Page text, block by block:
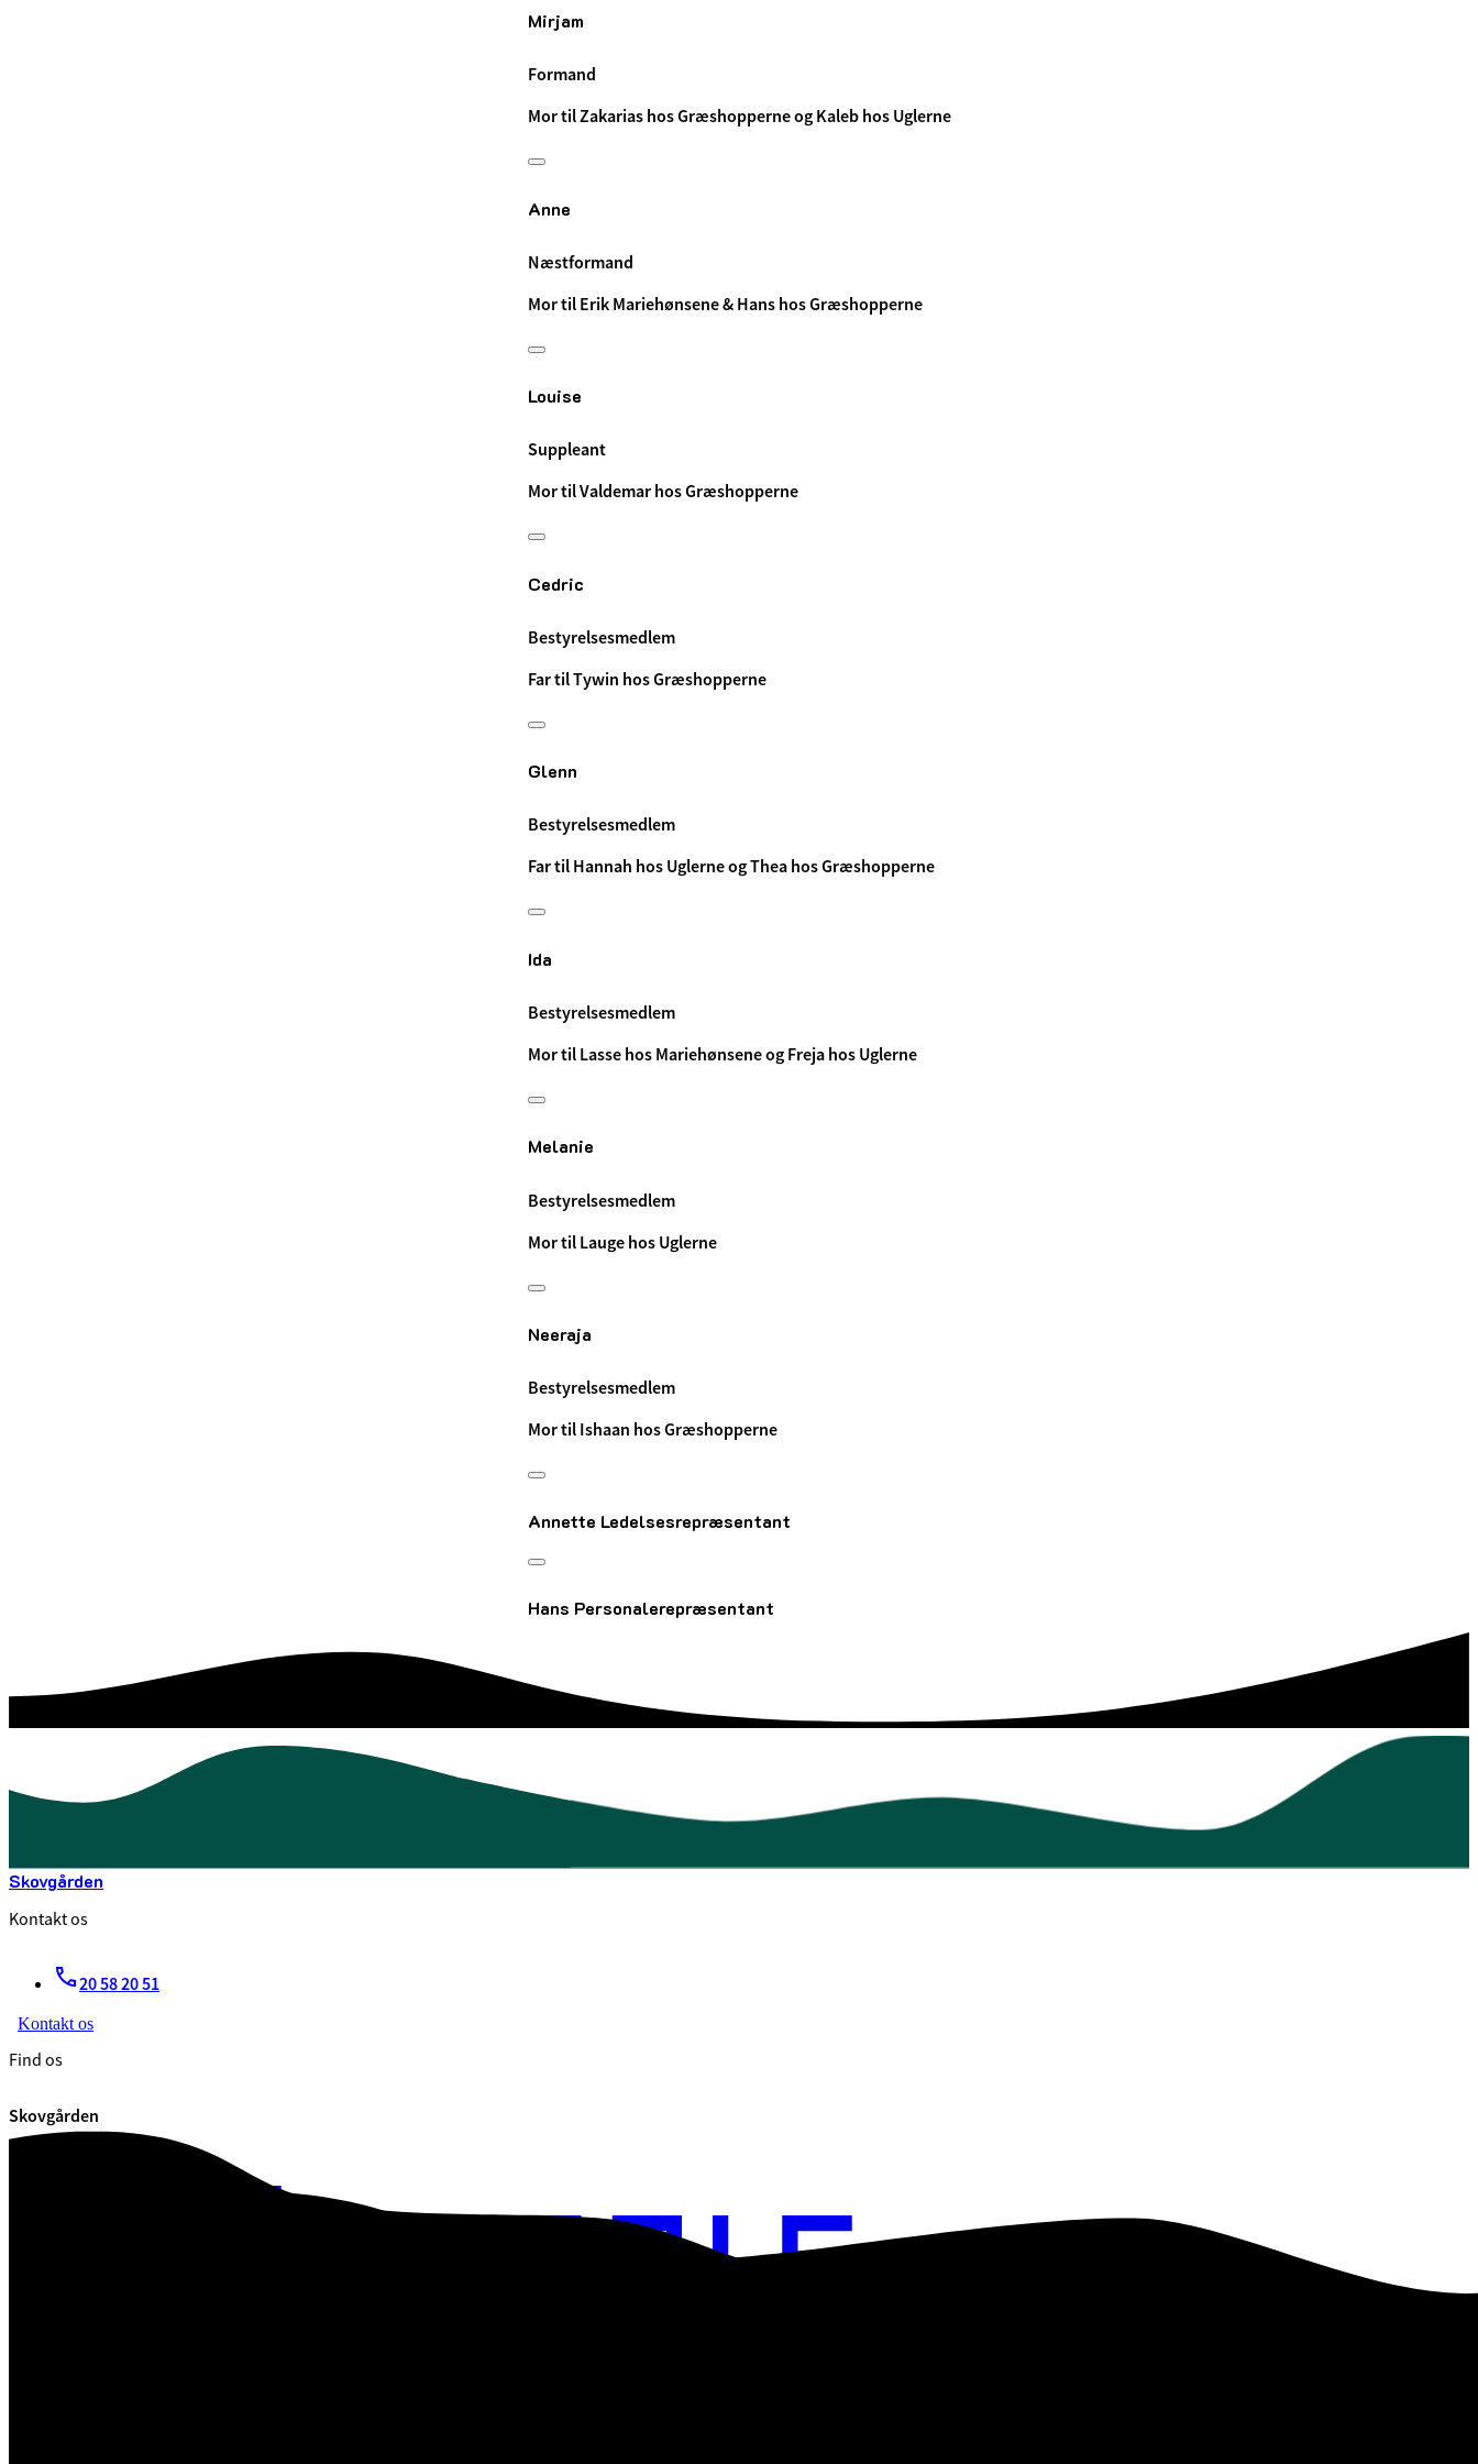
Mirjam
Formand
Mor til Zakarias hos Græshopperne og Kaleb hos Uglerne
Anne
Næstformand
Mor til Erik Mariehønsene & Hans hos Græshopperne
Louise
Suppleant
Mor til Valdemar hos Græshopperne
Cedric
Bestyrelsesmedlem
Far til Tywin hos Græshopperne
Glenn
Bestyrelsesmedlem
Far til Hannah hos Uglerne og Thea hos Græshopperne
Ida
Bestyrelsesmedlem
Mor til Lasse hos Mariehønsene og Freja hos Uglerne
Melanie
Bestyrelsesmedlem
Mor til Lauge hos Uglerne
Neeraja
Bestyrelsesmedlem
Mor til Ishaan hos Græshopperne
Annette Ledelsesrepræsentant
Hans Personalerepræsentant
Skovgården
Kontakt os
20 58 20 51
Kontakt os
Find os
Skovgården